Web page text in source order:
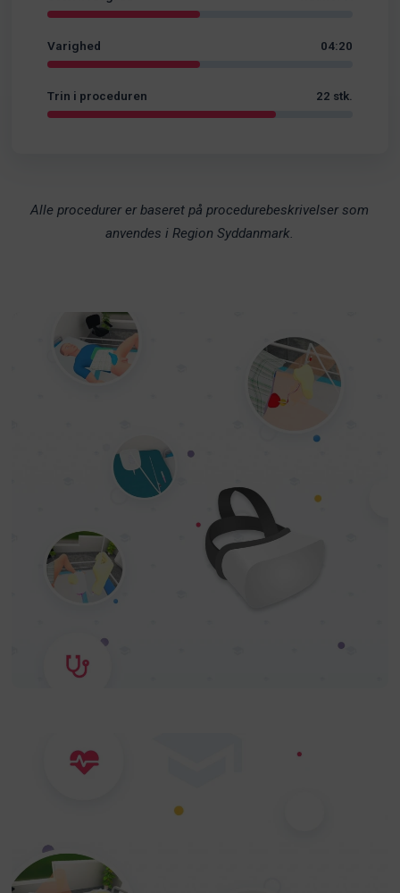
Varighed 04:20
Trin i proceduren 22 stk.
Alle procedurer er baseret på procedurebeskrivelser som
anvendes i Region Syddanmark.